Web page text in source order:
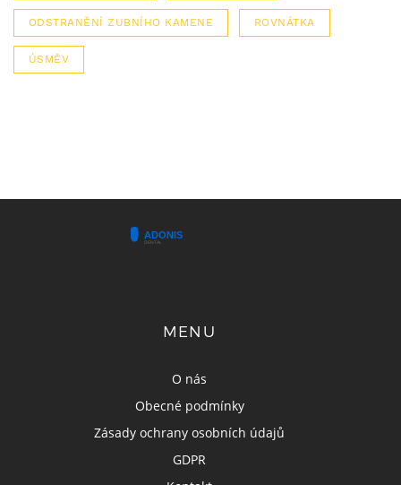
ODSTRANĚNÍ ZUBNÍHO KAMENE ROVNÁTKA
ÚSMĚV
MENU
O nás
Obecné podmínky
Zásady ochrany osobních údajů
GDPR